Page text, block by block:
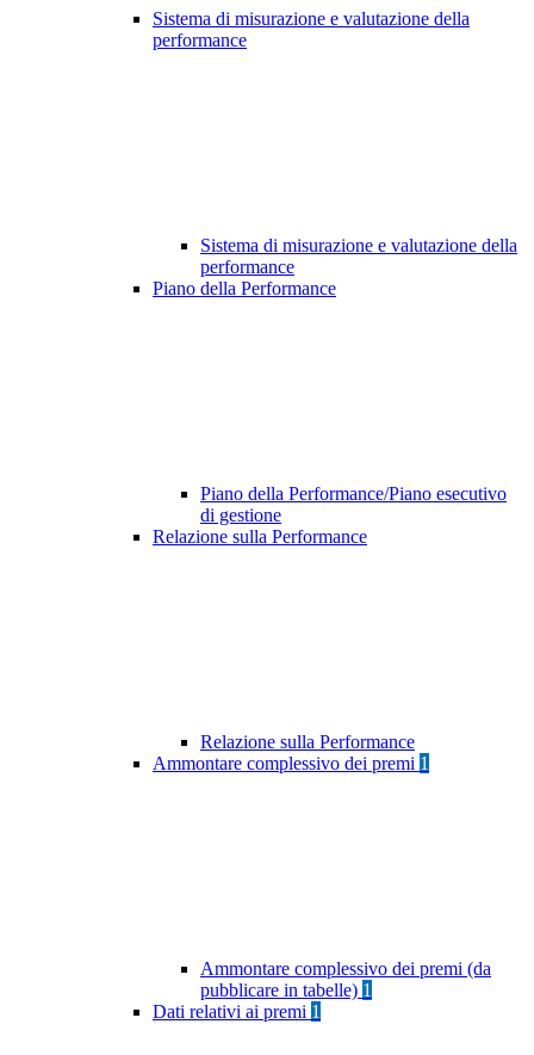
Sistema di misurazione e valutazione della
performance
Sistema di misurazione e valutazione della
performance
Piano della Performance
Piano della Performance/Piano esecutivo
di gestione
Relazione sulla Performance
Relazione sulla Performance
Ammontare complessivo dei premi 1
Ammontare complessivo dei premi (da
pubblicare in tabelle) 1
Dati relativi ai premi 1